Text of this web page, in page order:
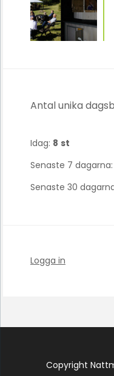
Antal unika
Idag: 8 st
Senaste 7 dagarna:
Senaste 30
Logga in
Copyright